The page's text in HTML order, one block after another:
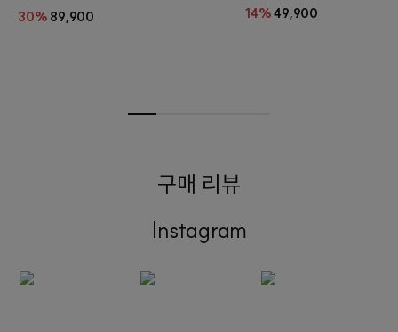
30% 89,900 14%49,900
구매 리뷰
Instagram